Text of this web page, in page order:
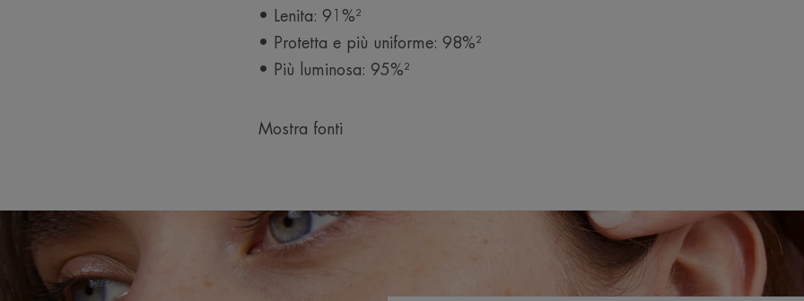
• Lenita: 91%²
• Protetta e più uniforme: 98%²
• Più luminosa: 95%²
Mostra fonti